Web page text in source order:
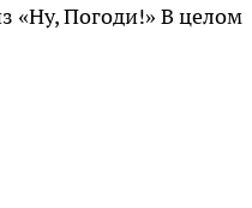
«Ну, Погоди!» В целом